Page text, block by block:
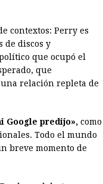
contextos: Perry es
de discos y
que ocupó el
que
relación repleta de
Google predijo», como
Todo el mundo
breve momento de